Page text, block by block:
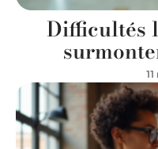
Difficultés